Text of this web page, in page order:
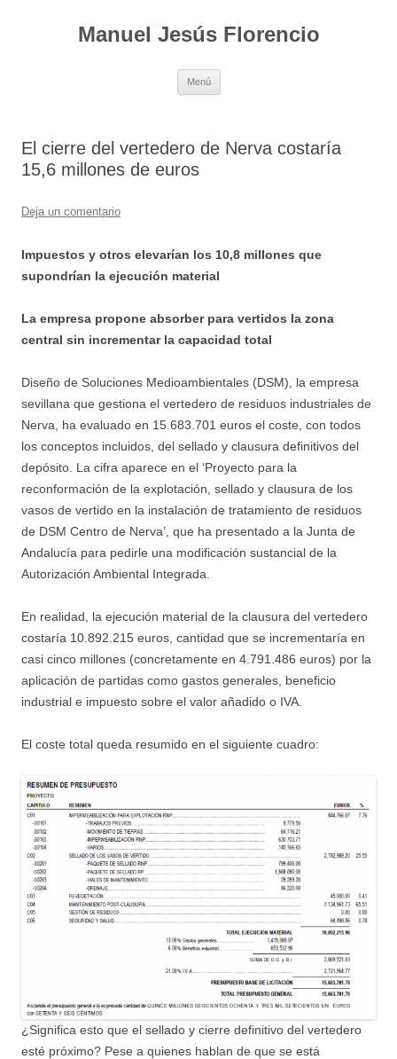
Manuel Jesús Florencio
Menú
El cierre del vertedero de Nerva costaría
15,6 millones de euros
Deja un comentario
Impuestos y otros elevarían los 10,8 millones que
supondrían la ejecución material
La empresa propone absorber para vertidos la zona
central sin incrementar la capacidad total
Diseño de Soluciones Medioambientales (DSM), la empresa
sevillana que gestiona el vertedero de residuos industriales de
Nerva, ha evaluado en 15.683.701 euros el coste, con todos
los conceptos incluidos, del sellado y clausura definitivos del
depósito. La cifra aparece en el ‘Proyecto para la
reconformación de la explotación, sellado y clausura de los
vasos de vertido en la instalación de tratamiento de residuos
de DSM Centro de Nerva’, que ha presentado a la Junta de
Andalucía para pedirle una modificación sustancial de la
Autorización Ambiental Integrada.
En realidad, la ejecución material de la clausura del vertedero
costaría 10.892.215 euros, cantidad que se incrementaría en
casi cinco millones (concretamente en 4.791.486 euros) por la
aplicación de partidas como gastos generales, beneficio
industrial e impuesto sobre el valor añadido o IVA.
El coste total queda resumido en el siguiente cuadro:
¿Significa esto que el sellado y cierre definitivo del vertedero
esté próximo? Pese a quienes hablan de que se está